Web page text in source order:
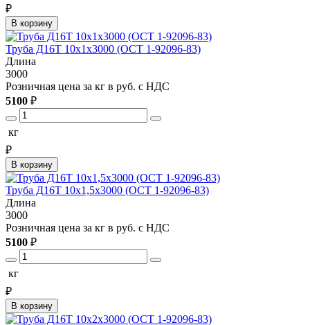
₽
В корзину
Труба Д16Т 10х1х3000 (ОСТ 1-92096-83)
Длина
3000
Розничная цена за кг в руб. с НДС
5100 ₽
кг
₽
В корзину
Труба Д16Т 10х1,5х3000 (ОСТ 1-92096-83)
Длина
3000
Розничная цена за кг в руб. с НДС
5100 ₽
кг
₽
В корзину